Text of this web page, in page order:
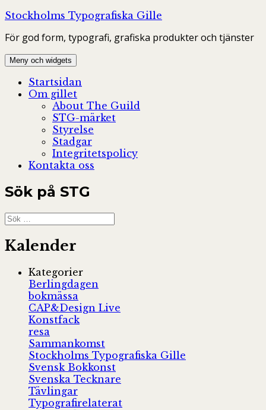
Hoppa
innehåll
Stockholms Typografiska Gille
För god form, typografi, grafiska produkter och tjänster
Meny och widgets
Startsidan
Om gillet
About The Guild
STG-märket
Styrelse
Stadgar
Integritetspolicy
Kontakta oss
Sök på STG
Sök
efter:
Kalender
Kategorier
Berlingdagen
bokmässa
CAP&Design Live
Konstfack
resa
Sammankomst
Stockholms Typografiska Gille
Svensk Bokkonst
Svenska Tecknare
Tävlingar
Typografirelaterat